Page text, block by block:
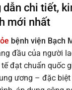
chi tiết,
mới nhất
bệnh viện Bạch
đầu của người
đạt chuẩn quốc
ương – đặc